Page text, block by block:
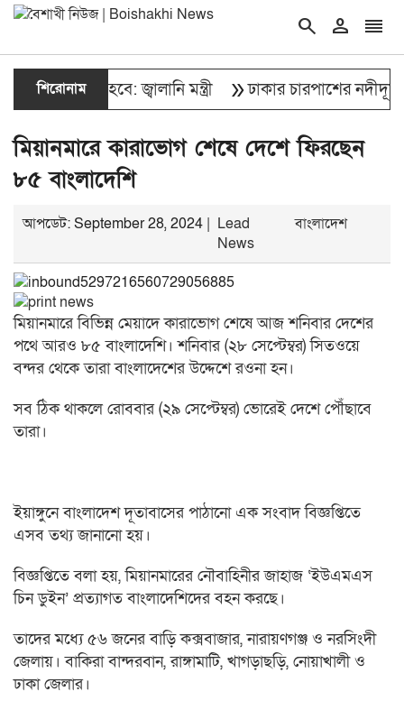
search person reorder
শিরোনামহবে: জ্বালানি মন্ত্রী double_arrow ঢাকার চারপাশের নদীদূষণ
মিয়ানমারে কারাভোগ শেষে দেশে ফিরছেন
৮৫ বাংলাদেশি
আপডেট: September 28, 2024 | Lead
News
বাংলাদেশ
মিয়ানমারে বিভিন্ন মেয়াদে কারাভোগ শেষে আজ শনিবার দেশের
পথে আরও ৮৫ বাংলাদেশি। শনিবার (২৮ সেপ্টেম্বর) সিতওয়ে
বন্দর থেকে তারা বাংলাদেশের উদ্দেশে রওনা হন।
সব ঠিক থাকলে রোববার (২৯ সেপ্টেম্বর) ভোরেই দেশে পৌঁছাবে
তারা।
ইয়াঙ্গুনে বাংলাদেশ দূতাবাসের পাঠানো এক সংবাদ বিজ্ঞপ্তিতে
এসব তথ্য জানানো হয়।
বিজ্ঞপ্তিতে বলা হয়, মিয়ানমারের নৌবাহিনীর জাহাজ ‘ইউএমএস
চিন ডুইন’ প্রত্যাগত বাংলাদেশিদের বহন করছে।
তাদের মধ্যে ৫৬ জনের বাড়ি কক্সবাজার, নারায়ণগঞ্জ ও নরসিংদী
জেলায়। বাকিরা বান্দরবান, রাঙ্গামাটি, খাগড়াছড়ি, নোয়াখালী ও
ঢাকা জেলার।